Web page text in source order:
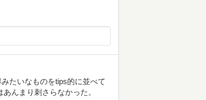
たいなものをtips的に並べて
んまり刺さらなかった。